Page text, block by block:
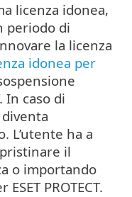
licenza idonea,
periodo di
la licenza
idonea per
In caso di
diventa
L’utente ha a
il
o importando
PROTECT.